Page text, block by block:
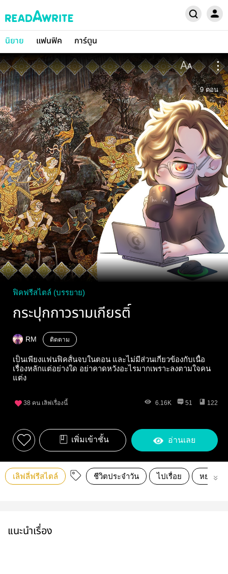
นิยาย แฟนฟิค การ์ตูน
9 ตอน
ฟิคฟรีสไตล์ (บรรยาย)
กระปุกกาวรามเกียรติ์
RM ติดตาม
เป็นเพียงแฟนฟิคสั้นจบในตอน และไม่มีส่วนเกี่ยวข้องกับเนื้อ
เรื่องหลักแต่อย่างใด อย่าคาดหวังอะไรมากเพราะลงตามใจคน
แต่ง
38 คน เลิฟเรื่องนี้ 6.16K 51 122
เพิ่มเข้าชั้น อ่านเลย
เลิฟลี่ฟรีสไตล์ ชีวิตประจำวัน ไปเรื่อย หยาบค
แนะนำเรื่อง